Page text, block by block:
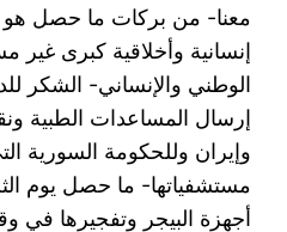
معنا- من بركات ما حصل هو
إنسانية وأخلاقية كبرى غير
الوطني والإنساني- الشكر
إرسال المساعدات الطبية
وإيران وللحكومة السورية
مستشفياتها- ما حصل يوم
أجهزة البيجر وتفجيرها